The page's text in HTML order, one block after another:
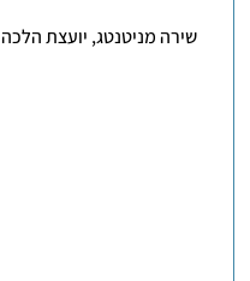
שירה מניטנטג, יועצת הלכה